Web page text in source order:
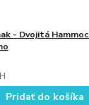
- Dvojitá
Pridať do košíka